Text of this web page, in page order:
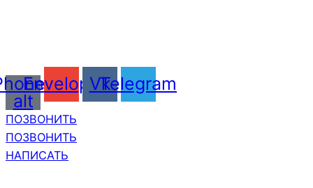
alt
EnvelopeVkTelegram
ПОЗВОНИТЬ
ПОЗВОНИТЬ
НАПИСАТЬ